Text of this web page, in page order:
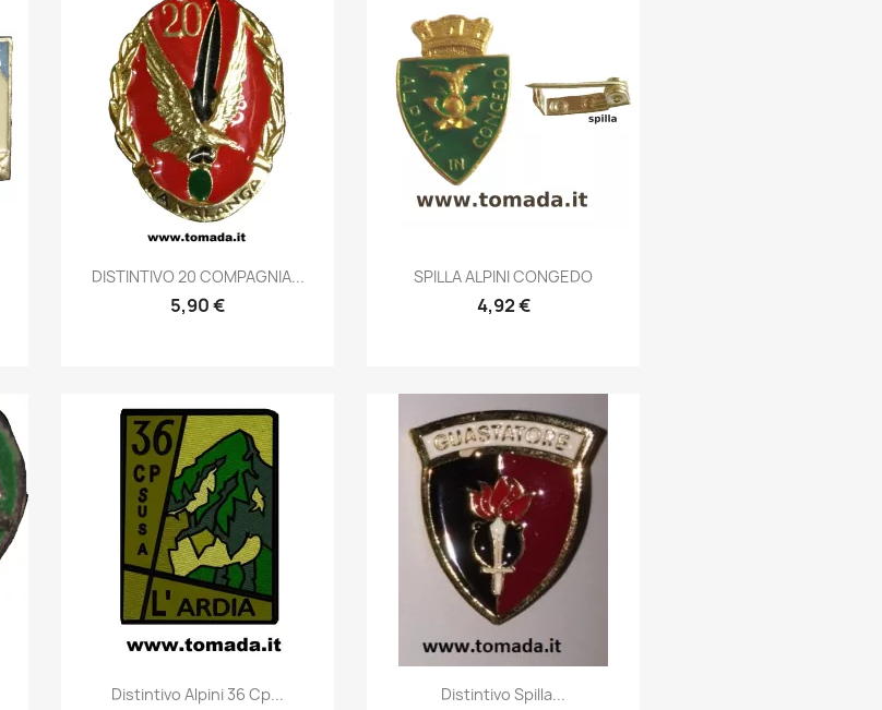
Anteprima
DISTINTIVO 20 COMPAGNIA...
5,90 €
Anteprima
SPILLA ALPINI CONGEDO
4,92 €
Anteprima
Distintivo Alpini 36 Cp... Anteprima
Distintivo Spilla...